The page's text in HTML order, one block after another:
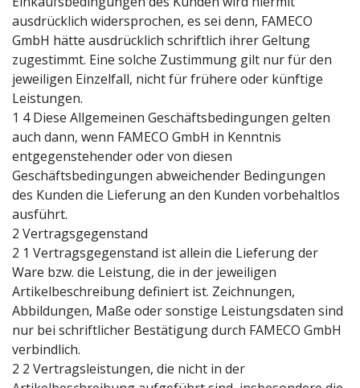
ausdrücklich widersprochen, es sei denn, FAMECO
GmbH hätte ausdrücklich schriftlich ihrer Geltung
zugestimmt. Eine solche Zustimmung gilt nur für den
jeweiligen Einzelfall, nicht für frühere oder künftige
Leistungen.
1 4 Diese Allgemeinen Geschäftsbedingungen gelten
auch dann, wenn FAMECO GmbH in Kenntnis
entgegenstehender oder von diesen
Geschäftsbedingungen abweichender Bedingungen
des Kunden die Lieferung an den Kunden vorbehaltlos
ausführt.
2 Vertragsgegenstand
2 1 Vertragsgegenstand ist allein die Lieferung der
Ware bzw. die Leistung, die in der jeweiligen
Artikelbeschreibung definiert ist. Zeichnungen,
Abbildungen, Maße oder sonstige Leistungsdaten sind
nur bei schriftlicher Bestätigung durch FAMECO GmbH
verbindlich.
2 2 Vertragsleistungen, die nicht in der